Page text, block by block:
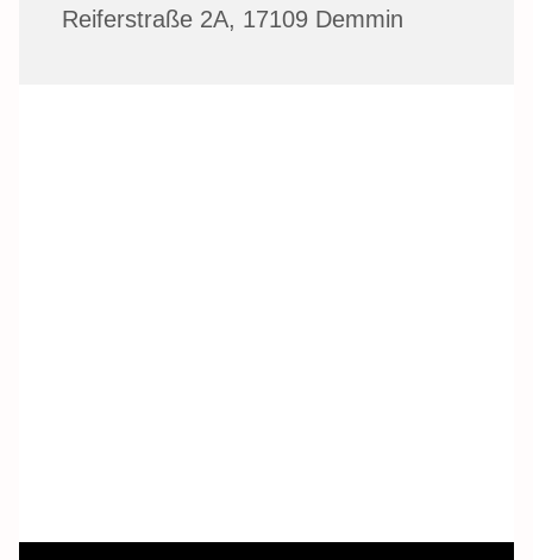
Reiferstraße 2A, 17109 Demmin